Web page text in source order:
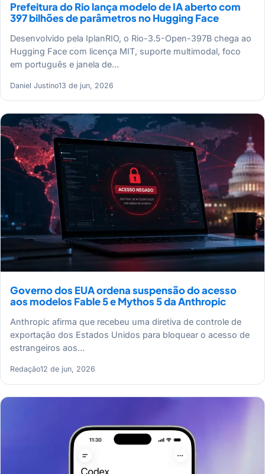
Prefeitura do Rio lança modelo de IA aberto com
397 bilhões de parâmetros no Hugging Face
Desenvolvido pela IplanRIO, o Rio-3.5-Open-397B chega ao
Hugging Face com licença MIT, suporte multimodal, foco
em português e janela de…
Daniel Justino13 de jun, 2026
Governo dos EUA ordena suspensão do acesso
aos modelos Fable 5 e Mythos 5 da Anthropic
Anthropic afirma que recebeu uma diretiva de controle de
exportação dos Estados Unidos para bloquear o acesso de
estrangeiros aos…
Redação12 de jun, 2026